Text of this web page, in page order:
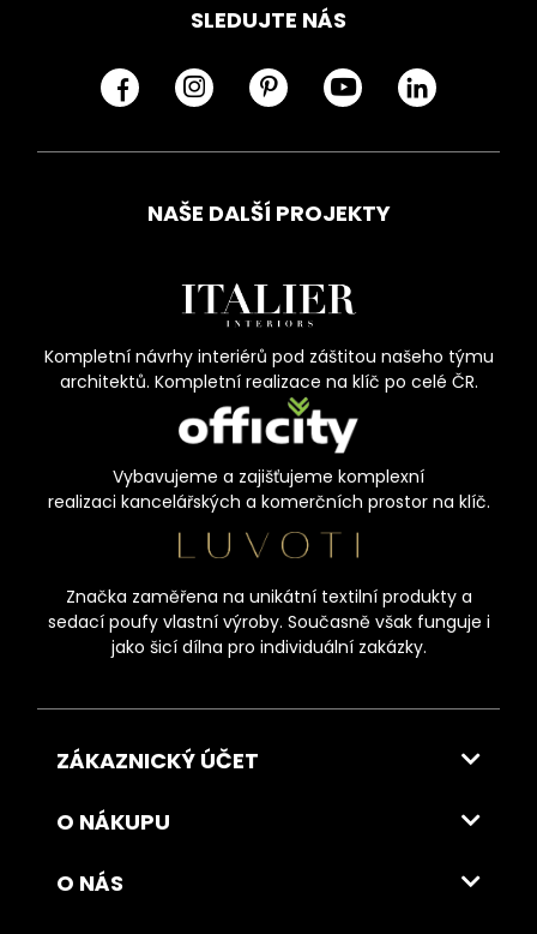
SLEDUJTE NÁS
NAŠE DALŠÍ PROJEKTY
Kompletní návrhy interiérů pod záštitou našeho týmu
architektů. Kompletní realizace na klíč po celé ČR.
Vybavujeme a zajišťujeme komplexní
realizaci kancelářských a komerčních prostor na klíč.
Značka zaměřena na unikátní textilní produkty a
sedací poufy vlastní výroby. Současně však funguje i
jako šicí dílna pro individuální zakázky.
ZÁKAZNICKÝ ÚČET
O NÁKUPU
O NÁS